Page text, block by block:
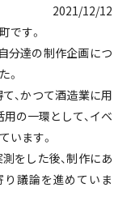
2021/12/12
です。
分達の制作企画につ
。
、かつて酒造業に用
の一環として、イベ
います。
をした後、制作にあ
り議論を進めていま